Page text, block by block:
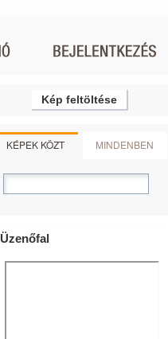
Kép feltöltése
KÉPEK KÖZT MINDENBEN
Üzenőfal